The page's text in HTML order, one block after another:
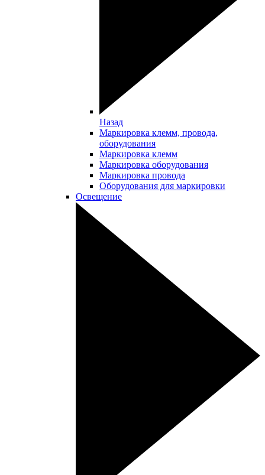
Назад
Маркировка клемм, провода,
оборудования
Маркировка клемм
Маркировка оборудования
Маркировка провода
Оборудования для маркировки
Освещение